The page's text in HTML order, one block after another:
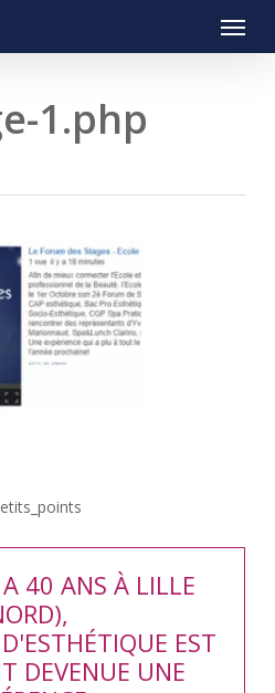
Menu
1.php
40 ANS À LILLE
EST
DEVENUE UNE